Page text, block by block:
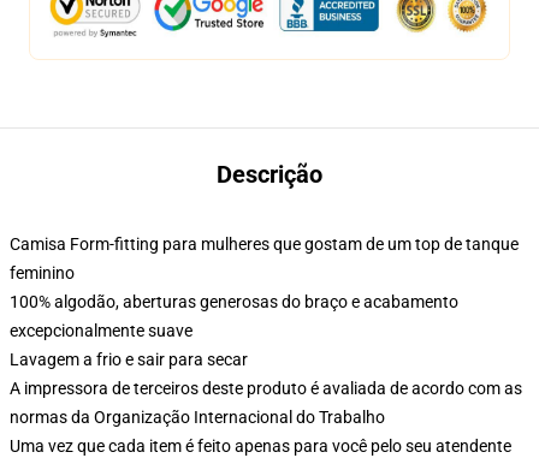
Descrição
Camisa Form-fitting para mulheres que gostam de um top de tanque
feminino
100% algodão, aberturas generosas do braço e acabamento
excepcionalmente suave
Lavagem a frio e sair para secar
A impressora de terceiros deste produto é avaliada de acordo com as
normas da Organização Internacional do Trabalho
Uma vez que cada item é feito apenas para você pelo seu atendente